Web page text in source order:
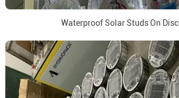
Waterproof Solar Studs On